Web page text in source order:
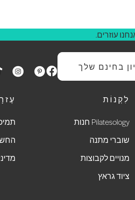
עוזרים.
בחינם שלך
לִקְנוֹת
Pilatesology חנות
שוברי מתנה
מנויים לקבוצות
ציוד גראץ